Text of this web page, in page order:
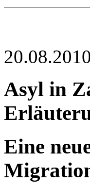
20.08.2010
Asyl in
Eine